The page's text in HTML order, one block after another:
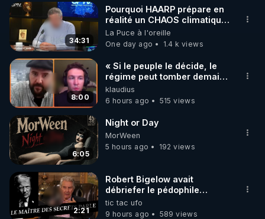
▶ 30 jours gratuit sur l’application de méditation et
de bien-être ENVOL :
Rendez-vous sur https://www.envol.app/code
le code : REGENERE
34:31
Pourquoi HAARP prépare en
réalité un CHAOS climatique,
on répond
La Puce à l'oreille
One day ago
1.4 k views
8:00
« Si le peuple le décide, le
régime peut tomber demain !
»
klaudius
6 hours ago
515 views
6:05
Night or Day
MorWeen
5 hours ago
192 views
2:21
Robert Bigelow avait
débriefer le pédophile
génocidaire de donald j
trump
tic tac ufo
9 hours ago
589 views